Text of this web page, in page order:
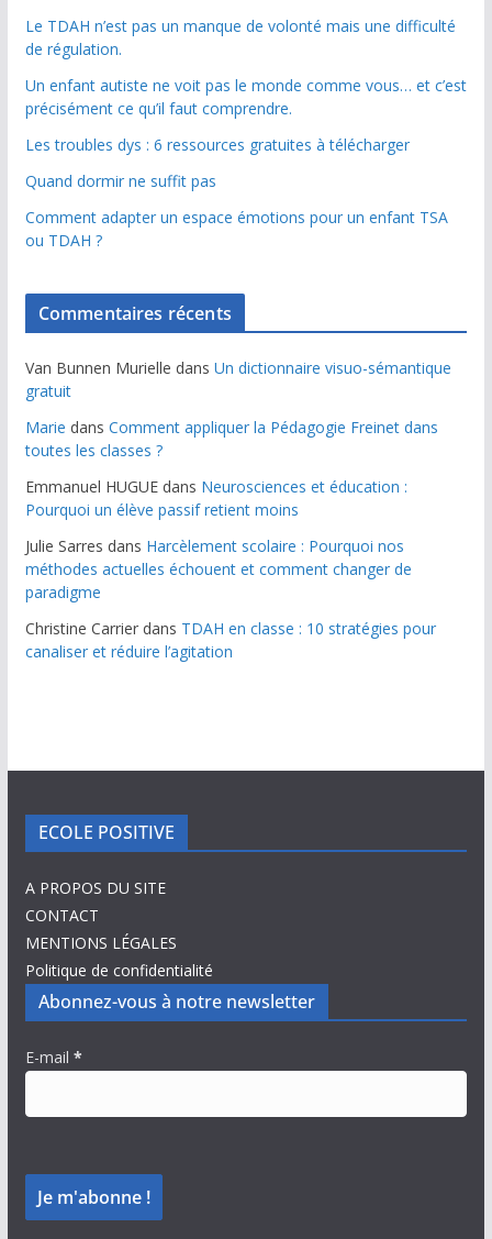
Le TDAH n’est pas un manque de volonté mais une difficulté
de régulation.
Un enfant autiste ne voit pas le monde comme vous… et c’est
précisément ce qu’il faut comprendre.
Les troubles dys : 6 ressources gratuites à télécharger
Quand dormir ne suffit pas
Comment adapter un espace émotions pour un enfant TSA
ou TDAH ?
Commentaires récents
Van Bunnen Murielle dans Un dictionnaire visuo-sémantique
gratuit
Marie dans Comment appliquer la Pédagogie Freinet dans
toutes les classes ?
Emmanuel HUGUEdans Neurosciences et éducation :
Pourquoi un élève passif retient moins
Julie Sarres dans Harcèlement scolaire : Pourquoi nos
méthodes actuelles échouent et comment changer de
paradigme
Christine Carrierdans TDAH en classe : 10 stratégies pour
canaliser et réduire l’agitation
ECOLE POSITIVE
A PROPOS DU SITE
CONTACT
MENTIONS LÉGALES
Politique de confidentialité
Abonnez-vous à notre newsletter
E-mail *